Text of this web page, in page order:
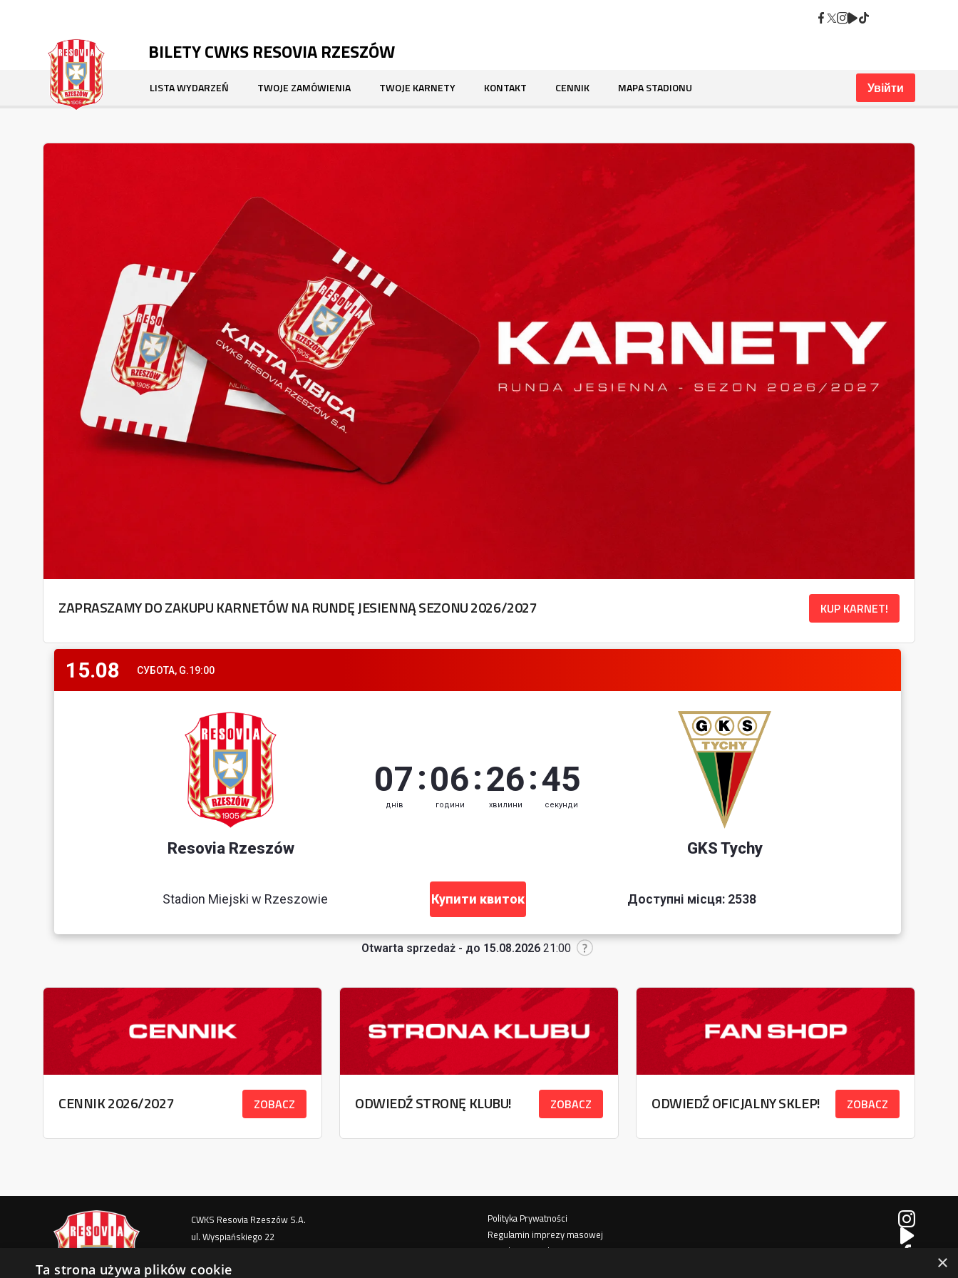
BILETY CWKS RESOVIA RZESZÓW
LISTA WYDARZEŃ TWOJE ZAMÓWIENIA TWOJE KARNETY KONTAKT CENNIK MAPA STADIONU Увійти
STRONA GŁÓWNA
ZAPRASZAMY DO ZAKUPU KARNETÓW NA RUNDĘ JESIENNĄ SEZONU 2026/2027 KUP KARNET!
15.08 СУБОТА, G.19:00
Resovia Rzeszów
07
днів
:06
години
:26
хвилини
:44
секунди
GKS Tychy
Stadion Miejski w Rzeszowie Купити квиток Доступні місця: 2538
Otwarta sprzedaż - до 15.08.2026 21:00
CENNIK 2026/2027 ZOBACZ ODWIEDŹ STRONĘ KLUBU! ZOBACZ ODWIEDŹ OFICJALNY SKLEP! ZOBACZ
CWKS Resovia Rzeszów S.A.
ul. Wyspiańskiego 22
Telefon / Fax: 570 221 905
Polityka Prywatności
Regulamin imprezy masowej
Regulamin Stadionu
×
Ta strona używa plików cookie